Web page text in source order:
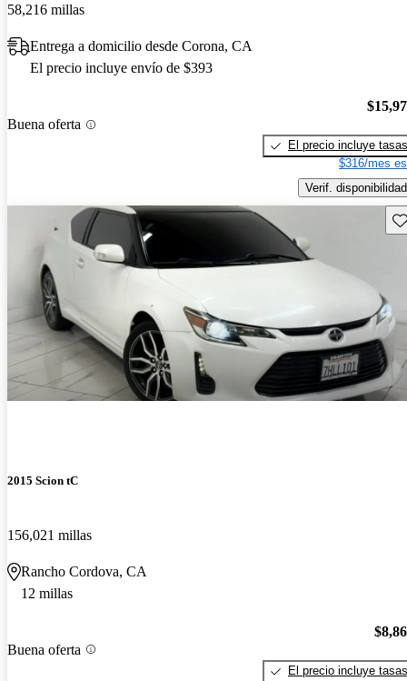
58,216 millas
Entrega a domicilio desde Corona, CA
El precio incluye envío de $393
Buena oferta
El precio incluye tasas
$316/mes
Verif. disponibilidad
2015 Scion tC
156,021 millas
Rancho Cordova, CA
12 millas
Buena oferta
El precio incluye tasas